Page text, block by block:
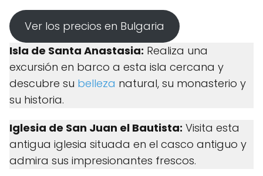
Ver los precios en Bulgaria
Isla de Santa Anastasia: Realiza una
excursión en barco a esta isla cercana y
descubre su belleza natural, su monasterio y
su historia.
Iglesia de San Juan el Bautista: Visita esta
antigua iglesia situada en el casco antiguo y
admira sus impresionantes frescos.